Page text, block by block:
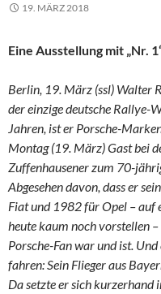
19. MÄRZ 2018
Eine Ausstellung mit „Nr.
Berlin, 19. März (ssl) Walter
der einzige deutsche Rallye-
Jahren, ist er Porsche-
Montag (19. März) Gast bei
Zuffenhausener zum 70-
Abgesehen davon, dass er
Fiat und 1982 für Opel – auf
heute kaum noch vorstellen
Porsche-Fan war und ist.
fahren: Sein Flieger aus
Da setzte er sich kurzerhand